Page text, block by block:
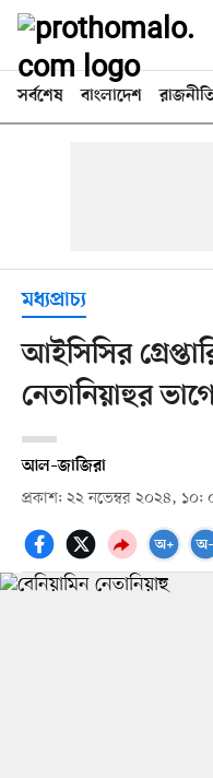
সর্বশেষ বাংলাদেশ
মধ্যপ্রাচ্য
আইসিসির
নেতানিয়াহুর
আল–জাজিরা
প্রকাশ: ২২ নভেম্বর ২০২৪, ১০: